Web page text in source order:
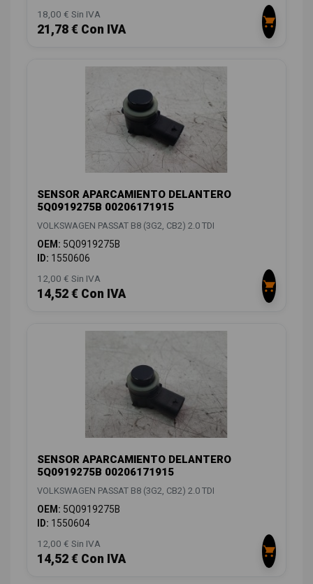
18,00 € Sin IVA
21,78 € Con IVA
SENSOR APARCAMIENTO DELANTERO
5Q0919275B 00206171915
VOLKSWAGEN PASSAT B8 (3G2, CB2) 2.0 TDI
OEM: 5Q0919275B
ID: 1550606
12,00 € Sin IVA
14,52 € Con IVA
SENSOR APARCAMIENTO DELANTERO
5Q0919275B 00206171915
VOLKSWAGEN PASSAT B8 (3G2, CB2) 2.0 TDI
OEM: 5Q0919275B
ID: 1550604
12,00 € Sin IVA
14,52 € Con IVA